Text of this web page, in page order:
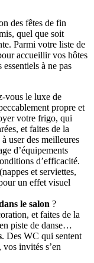
des fêtes de fin
quel que soit
Parmi votre liste de
accueillir vos hôtes
à ne pas
vous le luxe de
propre et
votre frigo, qui
et faites de la
user des meilleures
d’équipements
d’efficacité.
(nappes et serviettes,
un effet visuel
le salon ?
et faites de la
piste de danse…
. Des WC qui sentent
invités s’en